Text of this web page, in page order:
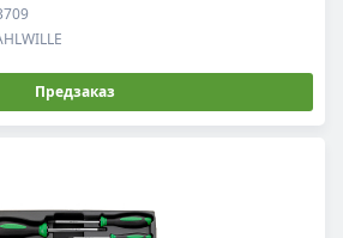
Предзаказ